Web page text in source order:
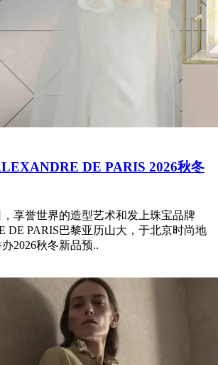
DE PARIS 2026秋冬
，享誉世界的造型艺术和发上珠宝品牌
DE PARIS巴黎亚历山大，于北京时尚地
2026秋冬新品预..